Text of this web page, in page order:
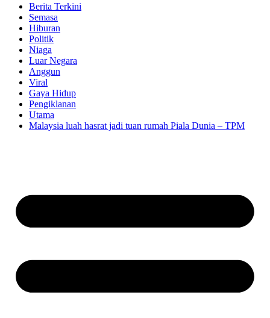
Berita Terkini
Semasa
Hiburan
Politik
Niaga
Luar Negara
Anggun
Viral
Gaya Hidup
Pengiklanan
Utama
Malaysia luah hasrat jadi tuan rumah Piala Dunia – TPM